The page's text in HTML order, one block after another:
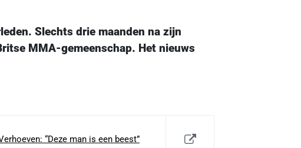
Slechts drie maanden na zijn
MMA-gemeenschap. Het nieuws
“Deze man is een beest”